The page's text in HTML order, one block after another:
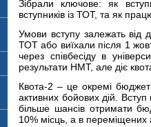
Зібрали ключове: як
вступників із ТОТ, та як
Умови вступу залежать від
ТОТ або виїхали після 1
через співбесіду в
результати НМТ, але діє
Квота-2 – це окремі
активних бойових дій.
більше шансів отримати
10% місць, а в